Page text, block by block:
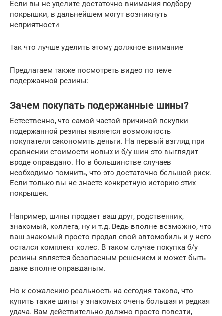
Если вы не уделите достаточно внимания подбору
покрышки, в дальнейшем могут возникнуть
неприятности
Так что лучше уделить этому должное внимание
Предлагаем также посмотреть видео по теме
подержанной резины:
Зачем покупать подержанные шины?
Естественно, что самой частой причиной покупки
подержанной резины является возможность
покупателя сэкономить деньги. На первый взгляд при
сравнении стоимости новых и б/у шин это выглядит
вроде оправдано. Но в большинстве случаев
необходимо помнить, что это достаточно большой риск.
Если только вы не знаете конкретную историю этих
покрышек.
Например, шины продает ваш друг, родственник,
знакомый, коллега, ну и т.д. Ведь вполне возможно, что
ваш знакомый просто продал свой автомобиль и у него
остался комплект колес. В таком случае покупка б/у
резины является безопасным решением и может быть
даже вполне оправданым.
Но к сожалению реальность на сегодня такова, что
купить такие шины у знакомых очень большая и редкая
удача. Вам действительно должно просто повезти,